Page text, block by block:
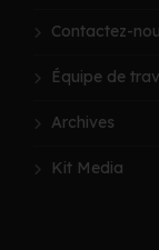
Contactez-
Équipe de
Archives
Kit Media